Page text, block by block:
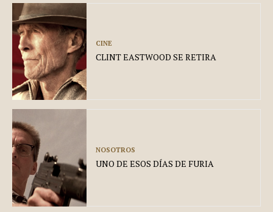
CINE
CLINT EASTWOOD SE RETIRA
NOSOTROS
UNO DE ESOS DÍAS DE FURIA